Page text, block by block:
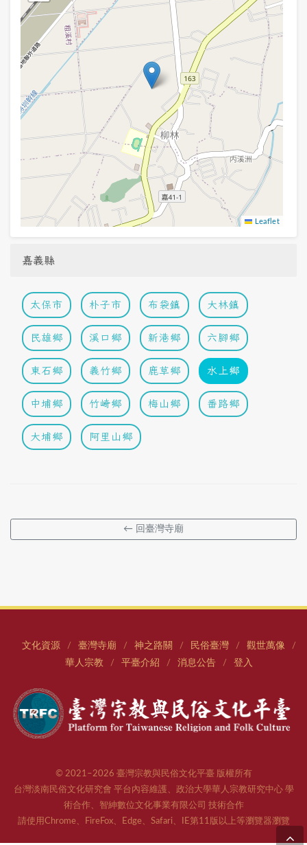
Leaflet
嘉義縣
太保市 朴子市 布袋鎮 大林鎮
民雄鄉 溪口鄉 新港鄉 六腳鄉
東石鄉 義竹鄉 鹿草鄉 水上鄉
中埔鄉 竹崎鄉 梅山鄉 番路鄉
大埔鄉 阿里山鄉
← 回臺灣寺廟
文化資源 / 臺灣寺廟 / 神之路關 / 民俗臺灣 / 觀世萬像 /
華人宗教 / 平臺介紹 / 消息公告 / 登入
© 2021–2026 臺灣宗教與民俗文化平臺 版權所有
台灣淡南民俗文化研究會 平台內容維護、政治大學華人宗教研究中心 學
術合作、智紳數位文化事業有限公司 技術合作
請使用Chrome、FireFox、Edge、Safari、IE第11版以上等瀏覽器瀏覽